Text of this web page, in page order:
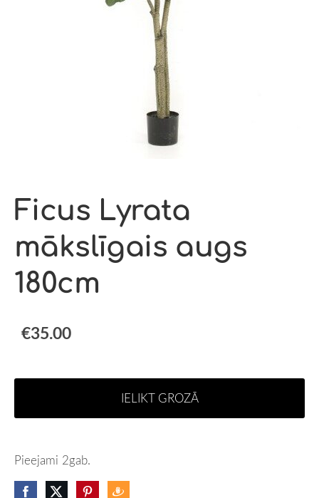
Ficus Lyrata
mākslīgais augs
180cm
€35.00
IELIKT GROZĀ
Pieejami 2gab.